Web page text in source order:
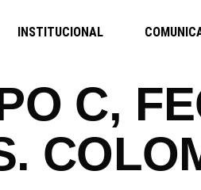
INSTITUCIONAL
C,